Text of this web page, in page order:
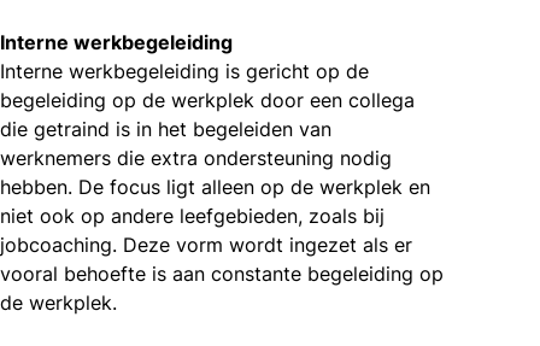
Interne werkbegeleiding
Interne werkbegeleiding is gericht op de
begeleiding op de werkplek door een collega
die getraind is in het begeleiden van
werknemers die extra ondersteuning nodig
hebben. De focus ligt alleen op de werkplek en
niet ook op andere leefgebieden, zoals bij
jobcoaching. Deze vorm wordt ingezet als er
vooral behoefte is aan constante begeleiding op
de werkplek.